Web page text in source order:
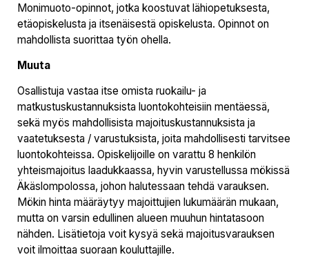
Monimuoto-opinnot, jotka koostuvat lähiopetuksesta,
etäopiskelusta ja itsenäisestä opiskelusta. Opinnot on
mahdollista suorittaa työn ohella.
Muuta
Osallistuja vastaa itse omista ruokailu- ja
matkustuskustannuksista luontokohteisiin mentäessä,
sekä myös mahdollisista majoituskustannuksista ja
vaatetuksesta / varustuksista, joita mahdollisesti tarvitsee
luontokohteissa. Opiskelijoille on varattu 8 henkilön
yhteismajoitus laadukkaassa, hyvin varustellussa mökissä
Äkäslompolossa, johon halutessaan tehdä varauksen.
Mökin hinta määräytyy majoittujien lukumäärän mukaan,
mutta on varsin edullinen alueen muuhun hintatasoon
nähden. Lisätietoja voit kysyä sekä majoitusvarauksen
voit ilmoittaa suoraan kouluttajille.